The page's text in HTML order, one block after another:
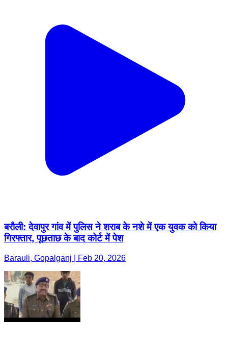
बरौली: देवापुर गांव में पुलिस ने शराब के नशे में एक युवक को किया
गिरफ्तार, पूछताछ के बाद कोर्ट में पेश
Barauli, Gopalganj | Feb 20, 2026